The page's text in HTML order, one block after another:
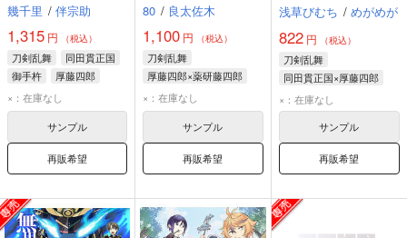
幾千里 / 伴宗助
1,315 円 （税込）
刀剣乱舞
同田貫正国
御手杵
厚藤四郎
×：在庫なし
サンプル
再販希望
80 / 良太佐木
1,100 円 （税込）
刀剣乱舞
厚藤四郎×薬研藤四郎
厚藤四郎
×：在庫なし
サンプル
再販希望
浅草びむち / めがめが
822円 （税込）
刀剣乱舞
同田貫正国×厚藤四郎
同田貫正国
×：在庫なし
サンプル
再販希望